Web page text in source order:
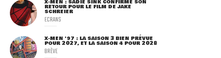
X-MEN : SADIE SINK CONFIRME SON
RETOUR POUR LE FILM DE JAKE
SCHREIER
ECRANS
X-MEN '97 : LA SAISON 3 BIEN PRÉVUE
POUR 2027, ET LA SAISON 4 POUR 2028
BRÈVE